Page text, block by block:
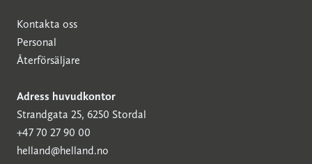
Kontakta oss
Personal
Återförsäljare
Adress huvudkontor
Strandgata 25, 6250 Stordal
+47 70 27 90 00
helland@helland.no